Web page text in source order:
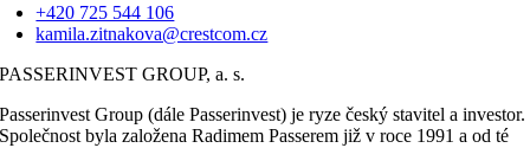
+420 725 544 106
kamila.zitnakova@crestcom.cz
PASSERINVEST GROUP, a. s.
Passerinvest Group (dále Passerinvest) je ryze český stavitel a investor.
Společnost byla založena Radimem Passerem již v roce 1991 a od té